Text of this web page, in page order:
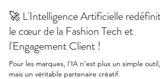
🚀 L'Intelligence Artificielle redéfinit
le cœur de la Fashion Tech et
l'Engagement Client !
Pour les marques, l'IA n'est plus un simple outil,
mais un véritable partenaire créatif.